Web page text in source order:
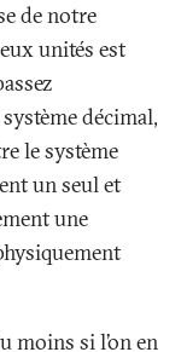
de notre
unités est
décimal,
le système
un seul et
une
moins si l’on en